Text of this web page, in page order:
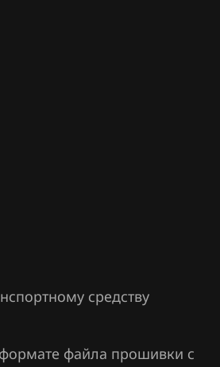
средству
файла прошивки с